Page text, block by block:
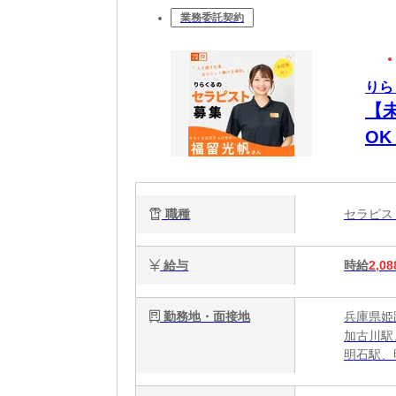
業務委託契約
り
【
OK
職種 セラピ
給与 時給
勤務地・面接地
兵庫県
加古川
明石駅